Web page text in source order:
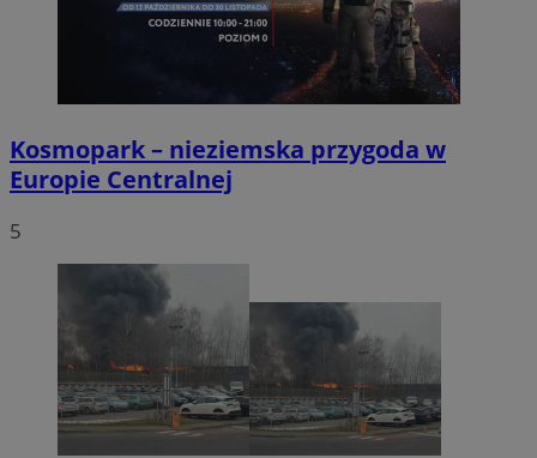
Kosmopark – nieziemska przygoda w
Europie Centralnej
5